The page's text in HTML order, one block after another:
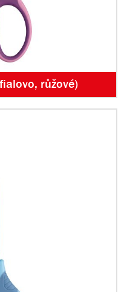
růžové)